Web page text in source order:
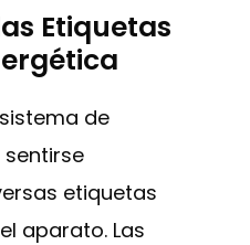
Etiquetas
de
etiquetas
aparato. Las